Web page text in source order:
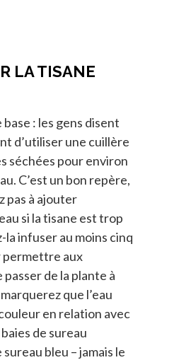
LA TISANE
: les gens disent
d’utiliser une cuillère
séchées pour environ
C’est un bon repère,
pas à ajouter
si la tisane est trop
la infuser au moins cinq
permettre aux
de la plante à
que l’eau
en relation avec
de sureau
bleu – jamais le